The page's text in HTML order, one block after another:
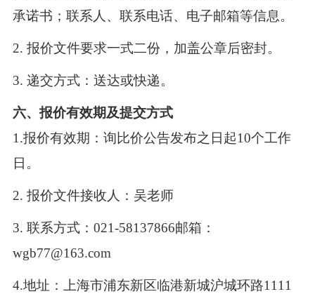
承诺书；联系人、联系电话、电子邮箱等信息。
2. 报价文件要求一式二份，加盖公章后密封。
3. 递交方式：送达或快递。
六、报价有效期及提交方式
1.报价有效期：询比价公告发布之日起10个工作
日。
2. 报价文件接收人：吴老师
3. 联系方式： 021-58137866邮箱：
wgb77@163.com
4.地址：上海市浦东新区临港新城沪城环路1111